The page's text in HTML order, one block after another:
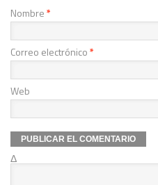
Nombre*
Correo electrónico*
Web
Δ